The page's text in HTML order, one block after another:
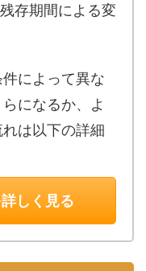
存期間による変
によって異な
になるか、よ
は以下の詳細
しく見る